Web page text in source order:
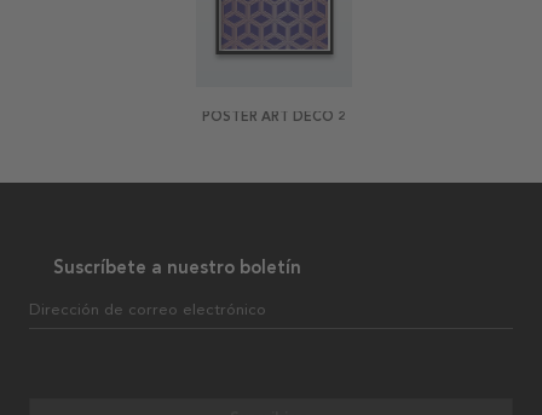
POSTER ART DECO 2
Suscríbete a nuestro boletín
Dirección de correo electrónico